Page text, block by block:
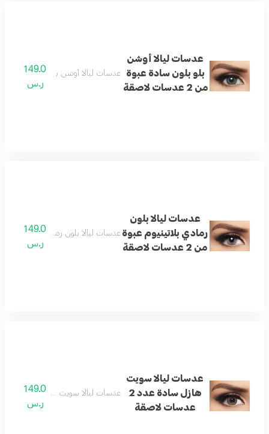
عدسات ليالا أوشن
بلو بلون سادة عبوة
من 2 عدسات لاصقة
عدسات ليالا أوشن بلو بلون سادة عبوة من 2
149.0
ر.س
عدسات ليالا بلون
رمادي بلاتينيوم عبوة
من 2 عدسات لاصقة
عدسات ليالا بلون رمادي بلاتينيوم عبوة من 2
149.0
ر.س
عدسات ليالا سويت
هازل سادة عدد 2
عدسات لاصقة
عدسات ليالا سويت هازل سادة عدد 2 عدسات لاصقة
149.0
ر.س